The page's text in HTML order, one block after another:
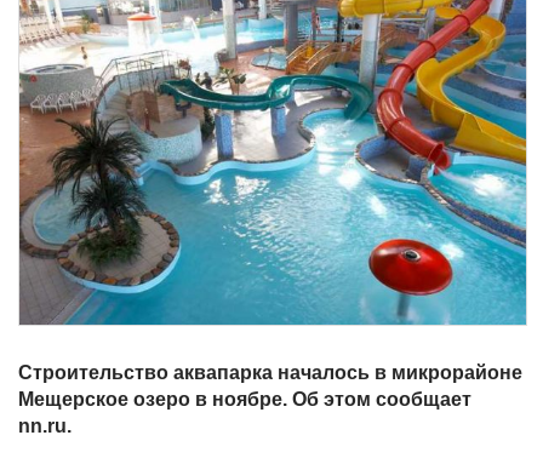
Строительство аквапарка началось в микрорайоне
Мещерское озеро в ноябре. Об этом сообщает
nn.ru.